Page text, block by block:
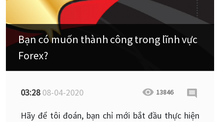
Bạn có muốn thành công trong lĩnh vực
Forex?
03:2808-04-2020 13846
Hãy để tôi đoán, bạn chỉ mới bắt đầu thực hiện